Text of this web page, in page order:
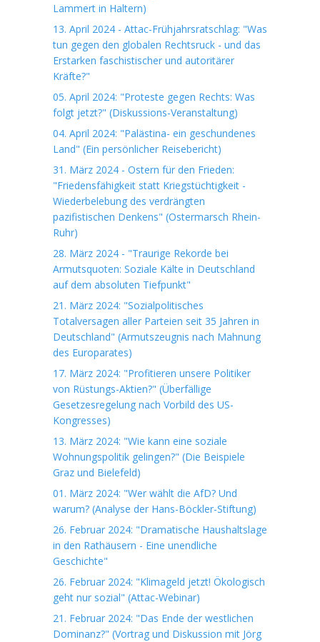
Lammert in Haltern)
13. April 2024 - Attac-Frühjahrsratschlag: "Was
tun gegen den globalen Rechtsruck - und das
Erstarken faschistischer und autoritärer
Kräfte?"
05. April 2024: "Proteste gegen Rechts: Was
folgt jetzt?" (Diskussions-Veranstaltung)
04. April 2024: "Palästina- ein geschundenes
Land" (Ein persönlicher Reisebericht)
31. März 2024 - Ostern für den Frieden:
"Friedensfähigkeit statt Kriegstüchtigkeit -
Wiederbelebung des verdrängten
pazifistischen Denkens" (Ostermarsch Rhein-
Ruhr)
28. März 2024 - "Traurige Rekorde bei
Armutsquoten: Soziale Kälte in Deutschland
auf dem absoluten Tiefpunkt"
21. März 2024: "Sozialpolitisches
Totalversagen aller Parteien seit 35 Jahren in
Deutschland" (Armutszeugnis nach Mahnung
des Europarates)
17. März 2024: "Profitieren unsere Politiker
von Rüstungs-Aktien?" (Überfällige
Gesetzesregelung nach Vorbild des US-
Kongresses)
13. März 2024: "Wie kann eine soziale
Wohnungspolitik gelingen?" (Die Beispiele
Graz und Bielefeld)
01. März 2024: "Wer wählt die AfD? Und
warum? (Analyse der Hans-Böckler-Stiftung)
26. Februar 2024: "Dramatische Haushaltslage
in den Rathäusern - Eine unendliche
Geschichte"
26. Februar 2024: "Klimageld jetzt! Ökologisch
geht nur sozial" (Attac-Webinar)
21. Februar 2024: "Das Ende der westlichen
Dominanz?" (Vortrag und Diskussion mit Jörg